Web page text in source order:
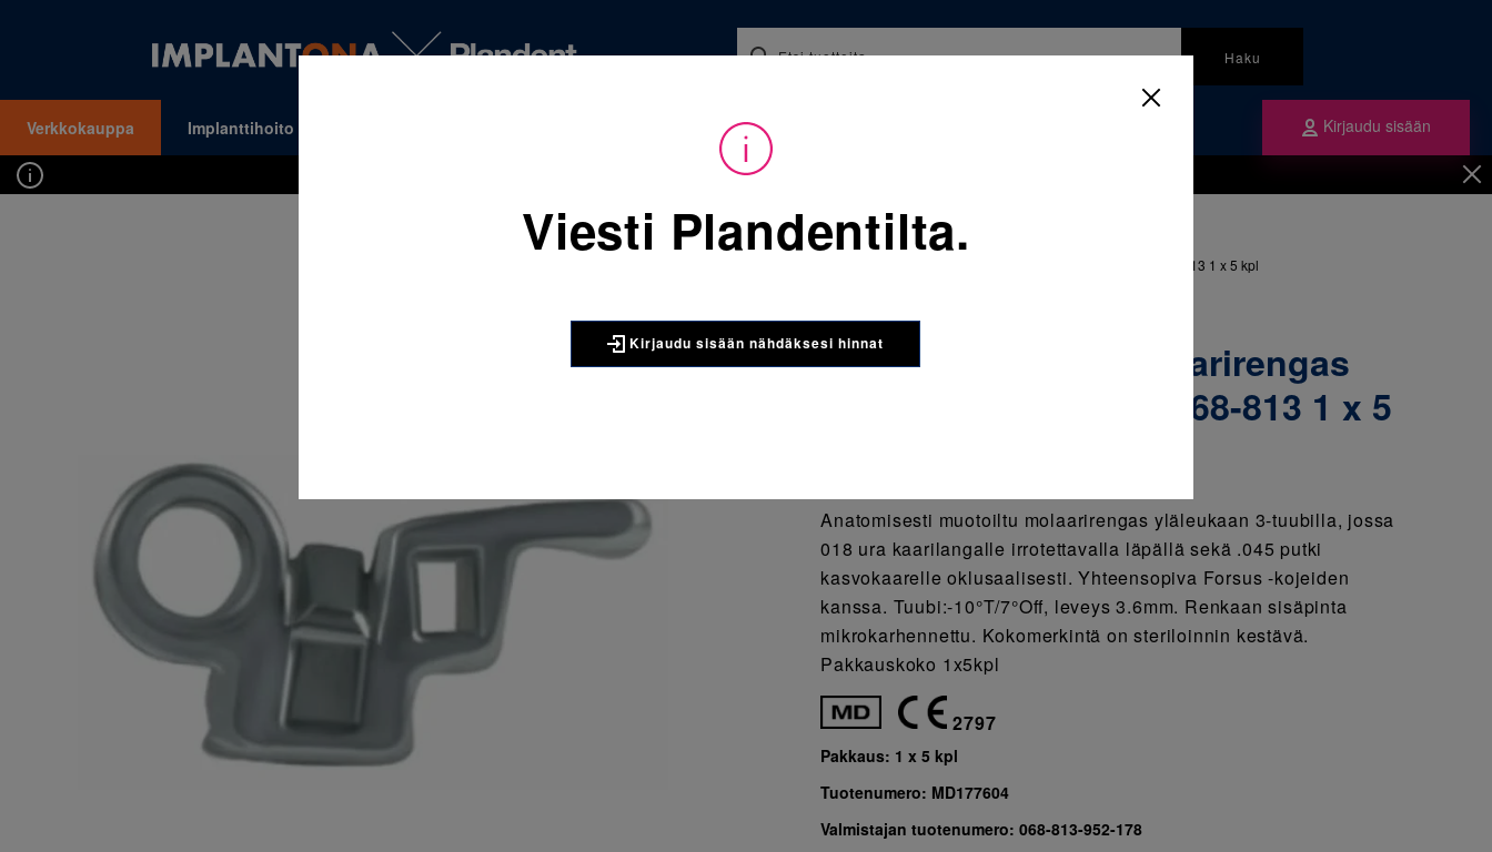
Haku
Verkkokauppa Implanttihoito Ajankohtaista Kirjaudu sisään
Kirjaudu sisään nähdäksesi hinnat. Tarvitsetko tunnukset verkkokauppaan? Tilaa ne
Sijainti:Tarvikkeet / Oikominen
068-813-952-178 Molaarirengas yläleuka vasen 39 & 068-813 1 x 5 kpl
3M UNITEK
068-813-952-178 Molaarirengas
yläleuka vasen 39 & 068-813 1 x 5
Anatomisesti muotoiltu molaarirengas yläleukaan 3-tuubilla, jossa
018 ura kaarilangalle irrotettavalla läpällä sekä .045 putki
kasvokaarelle oklusaalisesti. Yhteensopiva Forsus -kojeiden
kanssa. Tuubi:-10°T/7°Off, leveys 3.6mm. Renkaan sisäpinta
mikrokarhennettu. Kokomerkintä on steriloinnin kestävä.
Pakkauskoko 1x5kpl
2797
Pakkaus: 1 x 5 kpl
Tuotenumero: MD177604
Valmistajan tuotenumero:068-813-952-178
Viesti Plandentilta.
Kirjaudu sisään nähdäksesi hinnat